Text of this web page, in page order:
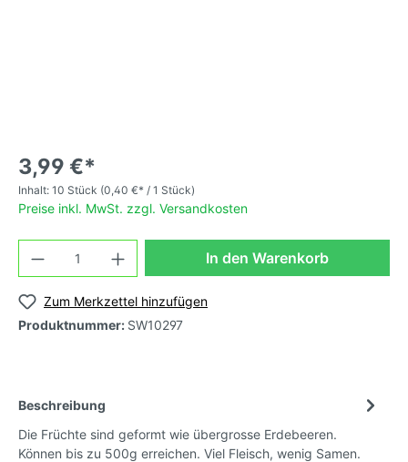
3,99 €*
Inhalt: 10 Stück (0,40 €* / 1 Stück)
Preise inkl. MwSt. zzgl. Versandkosten
In den Warenkorb
Zum Merkzettel hinzufügen
Produktnummer: SW10297
Beschreibung
Die Früchte sind geformt wie übergrosse Erdebeeren.
Können bis zu 500g erreichen. Viel Fleisch, wenig Samen.